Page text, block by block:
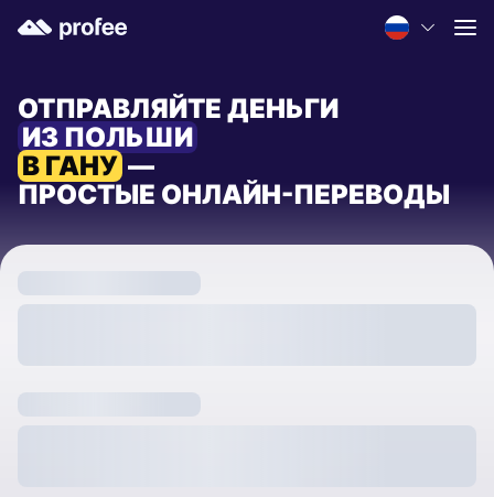
ОТПРАВЛЯЙТЕ ДЕНЬГИ
ИЗ ПОЛЬШИ
В ГАНУ —
ПРОСТЫЕ ОНЛАЙН-ПЕРЕВОДЫ